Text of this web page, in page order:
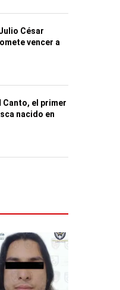
César
vencer a
Canto, el primer
nacido en